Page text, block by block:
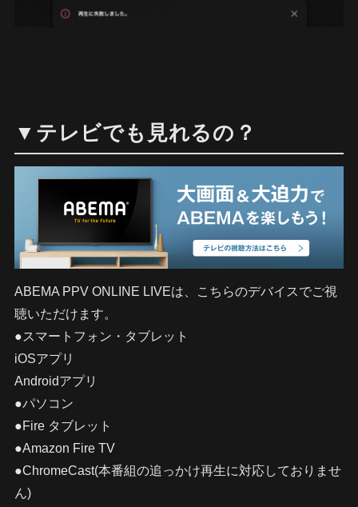
▼テレビでも見れるの？
ABEMA PPV ONLINE LIVEは、こちらのデバイスでご視
聴いただけます。
●スマートフォン・タブレット
iOSアプリ
Androidアプリ
●パソコン
●Fire タブレット
●Amazon Fire TV
●ChromeCast(本番組の追っかけ再生に対応しておりませ
ん)